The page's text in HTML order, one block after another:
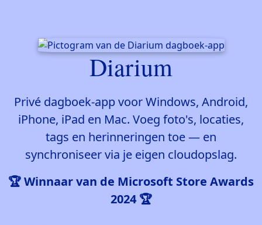
Diarium
Privé dagboek-app voor Windows, Android,
iPhone, iPad en Mac. Voeg foto's, locaties,
tags en herinneringen toe — en
synchroniseer via je eigen cloudopslag.
🏆 Winnaar van de Microsoft Store Awards
2024 🏆